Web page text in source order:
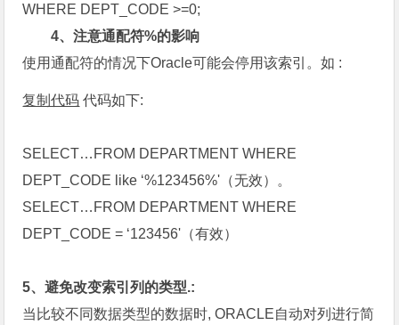
WHERE DEPT_CODE >=0;
4、注意通配符%的影响
使用通配符的情况下Oracle可能会停用该索引。如 :
复制代码 代码如下:
SELECT…FROM DEPARTMENT WHERE
DEPT_CODE like ‘%123456%'（无效）。
SELECT…FROM DEPARTMENT WHERE
DEPT_CODE = ‘123456'（有效）
5、避免改变索引列的类型.:
当比较不同数据类型的数据时, ORACLE自动对列进行简